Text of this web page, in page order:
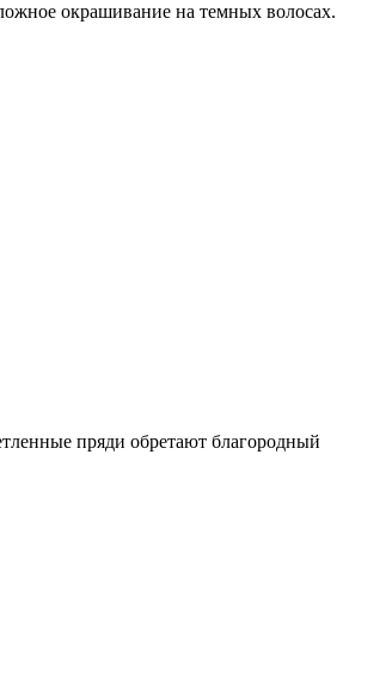
окрашивание на темных волосах.
пряди обретают благородный